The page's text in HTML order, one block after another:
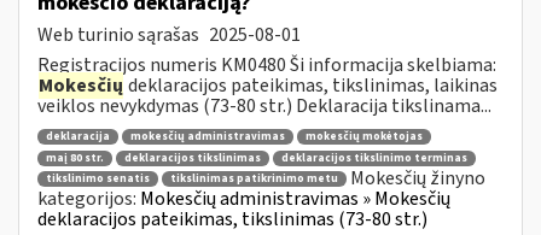
Web turinio sąrašas 2025-08-01
Registracijos numeris KM0480 Ši informacija skelbiama:
Mokesčių deklaracijos pateikimas, tikslinimas, laikinas
veiklos nevykdymas (73-80 str.) Deklaracija tikslinama...
deklaracija mokesčių administravimas
mokesčių mokėtojas
maį 80 str.
deklaracijos tikslinimas
deklaracijos tikslinimo terminas
tikslinimo senatis
tikslinimas patikrinimo metu
Mokesčių žinyno
kategorijos: Mokesčių administravimas » Mokesčių
deklaracijos pateikimas, tikslinimas (73-80 str.)